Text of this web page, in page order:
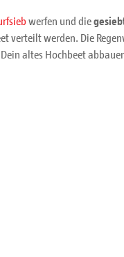
werfen und die
verteilt werden. Die
altes Hochbeet